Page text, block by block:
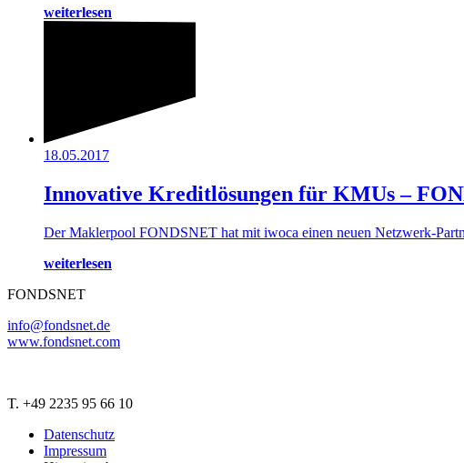
weiterlesen
18.05.2017
Innovative Kreditlösungen für KMUs –
Der Maklerpool FONDSNET hat mit iwoca einen neuen Netzwerk-
weiterlesen
FONDSNET
info@fondsnet.de
www.fondsnet.com
T. +49 2235 95 66 10
Datenschutz
Impressum